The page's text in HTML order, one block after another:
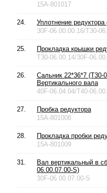
15A-801017
24.
Уплотнение
30F-06.00.00.16/T30-
25.
Прокладка крышки
T30-06.00.14/30F-
26.
Сальник 22*36*7 (T30-
Вертикального вала
40F-06.04.04/T40-
27.
Пробка редуктора
15A-801008
28.
Прокладка пробки
15A-801009
31.
Вал вертикальный в
06.00.07.00-S)
30F-06.00.07.00-S